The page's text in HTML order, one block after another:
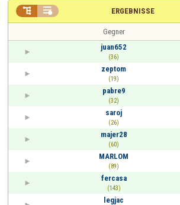
ERGEBNISSE
 
Gegner
juan652
(36)
zeptom
(19)
pabre9
(32)
saroj
(26)
majer28
(60)
MARLOM
(89)
fercasa
(143)
legjac